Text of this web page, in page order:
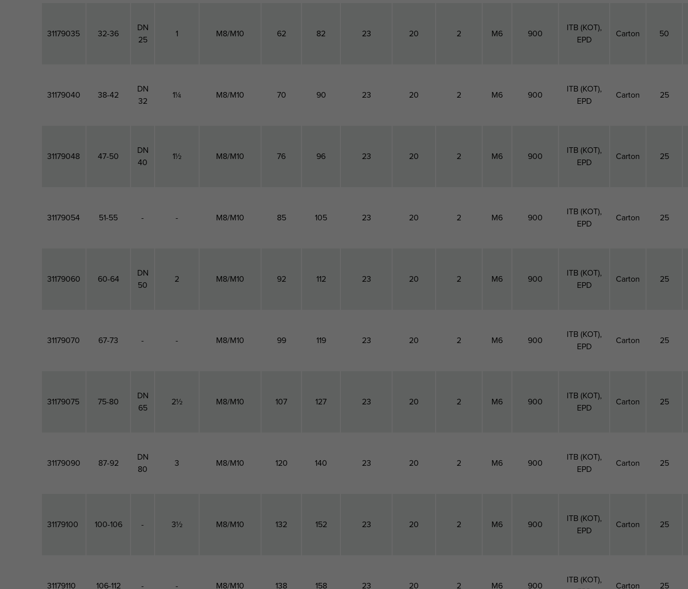
31179035 32-36
DN
25
1 M8/M10 62 82 23 20 2 M6 900
ITB (KOT),
EPD
Carton 50
31179040 38-42
DN
32
1¼ M8/M10 70 90 23 20 2 M6 900
ITB (KOT),
EPD
Carton 25
31179048 47-50
DN
40
1½ M8/M10 76 96 23 20 2 M6 900
ITB (KOT),
EPD
Carton 25
31179054 51-55 - - M8/M10 85 105 23 20 2 M6 900
ITB (KOT),
EPD
Carton 25
31179060 60-64
DN
50
2 M8/M10 92 112 23 20 2 M6 900
ITB (KOT),
EPD
Carton 25
31179070 67-73 - - M8/M10 99 119 23 20 2 M6 900
ITB (KOT),
EPD
Carton 25
31179075 75-80
DN
65
2½ M8/M10 107 127 23 20 2 M6 900
ITB (KOT),
EPD
Carton 25
31179090 87-92
DN
80
3 M8/M10 120 140 23 20 2 M6 900
ITB (KOT),
EPD
Carton 25
31179100 100-106 - 3½ M8/M10 132 152 23 20 2 M6 900
ITB (KOT),
EPD
Carton 25
31179110 106-112 - - M8/M10 138 158 23 20 2 M6 900
ITB (KOT),
Carton 25